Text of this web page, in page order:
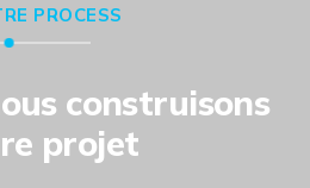
PROCESS
construisons
projet